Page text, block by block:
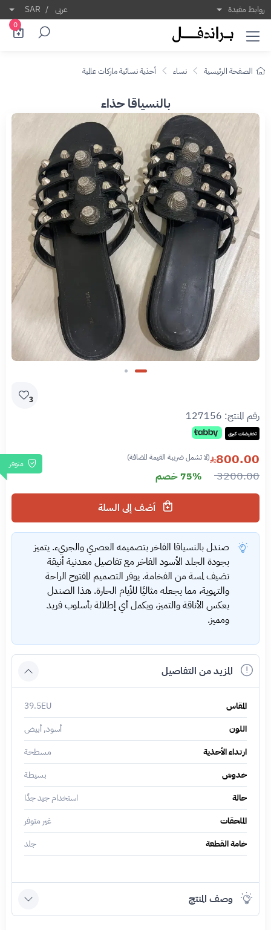
روابط مفيدة عربى /
SAR
0
الصفحة الرئيسية نساء أحذية نسائية ماركات عالمية
بالنسياقا حذاء
3
رقم المنتج: 127156
تخفيضات كبرى
متوفر 800.00 (لا تشمل ضريبة القيمة المضافة)
3200.00 75% خصم
صندل بالنسياقا الفاخر بتصميمه العصري والجريء. يتميز
بجودة الجلد الأسود الفاخر مع تفاصيل معدنية أنيقة
تضيف لمسة من الفخامة. يوفر التصميم المفتوح الراحة
والتهوية، مما يجعله مثاليًا للأيام الحارة. هذا الصندل
يعكس الأناقة والتميز، ويكمل أي إطلالة بأسلوب فريد
ومميز.
المزيد من التفاصيل
المقاس
39.5EU
اللون
أسود, أبيض
ارتداء الأحذية
مسطحة
خدوش
بسيطة
حالة
استخدام جيد جدًا
الملحقات
غير متوفر
خامة القطعة
جلد
وصف المنتج